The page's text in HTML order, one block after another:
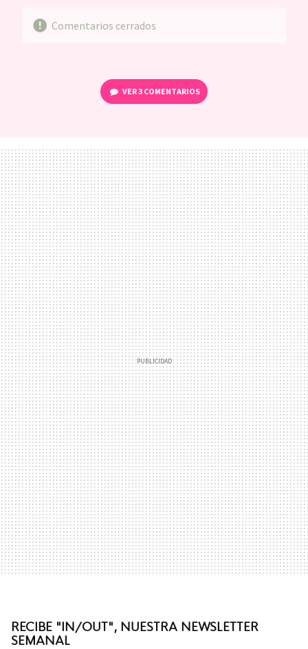
Comentarios cerrados
VER3 COMENTARIOS
RECIBE "IN/OUT", NUESTRA NEWSLETTER
SEMANAL